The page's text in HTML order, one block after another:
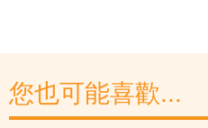
您也可能喜歡...